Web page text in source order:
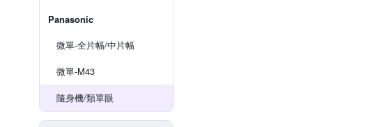
Panasonic
微單-全片幅/中片幅
微單-M43
隨身機/類單眼